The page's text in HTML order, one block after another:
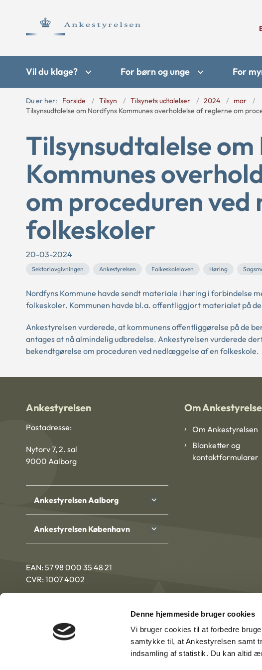
Denne hjemmeside bruger cookies
Vi bruger cookies til at forbedre
samtykke til, at Ankestyrelsen samt
indsamling af statistik. Du kan altid
Vil du klage? For børn og unge For
Du er her: Forside Tilsyn Tilsynets udtalelser 2024
mar
Tilsynsudtalelse om Nordfyns Kommunes overholdelse af reglerne om
Tilsynsudtalelse
Kommunes
om proceduren
folkeskoler
20-03-2024
Sektorlovgivningen Ankestyrelsen Folkeskoleloven Høring
Nordfyns Kommune havde sendt materiale i høring i forbindelse
folkeskoler. Kommunen havde bl.a. offentliggjort materialet på
Ankestyrelsen vurderede, at kommunens offentliggørelse på de
antages at nå almindelig udbredelse. Ankestyrelsen vurderede
bekendtgørelse om proceduren ved nedlæggelse af en folkeskole.
Ankestyrelsen
Postadresse:
Nytorv 7, 2. sal
9000 Aalborg
Ankestyrelsen Aalborg
Ankestyrelsen København
EAN: 57 98 000 35 48 21
CVR: 1007 4002
Om
Om Ankestyrelsen
Blanketter og
kontaktformularer